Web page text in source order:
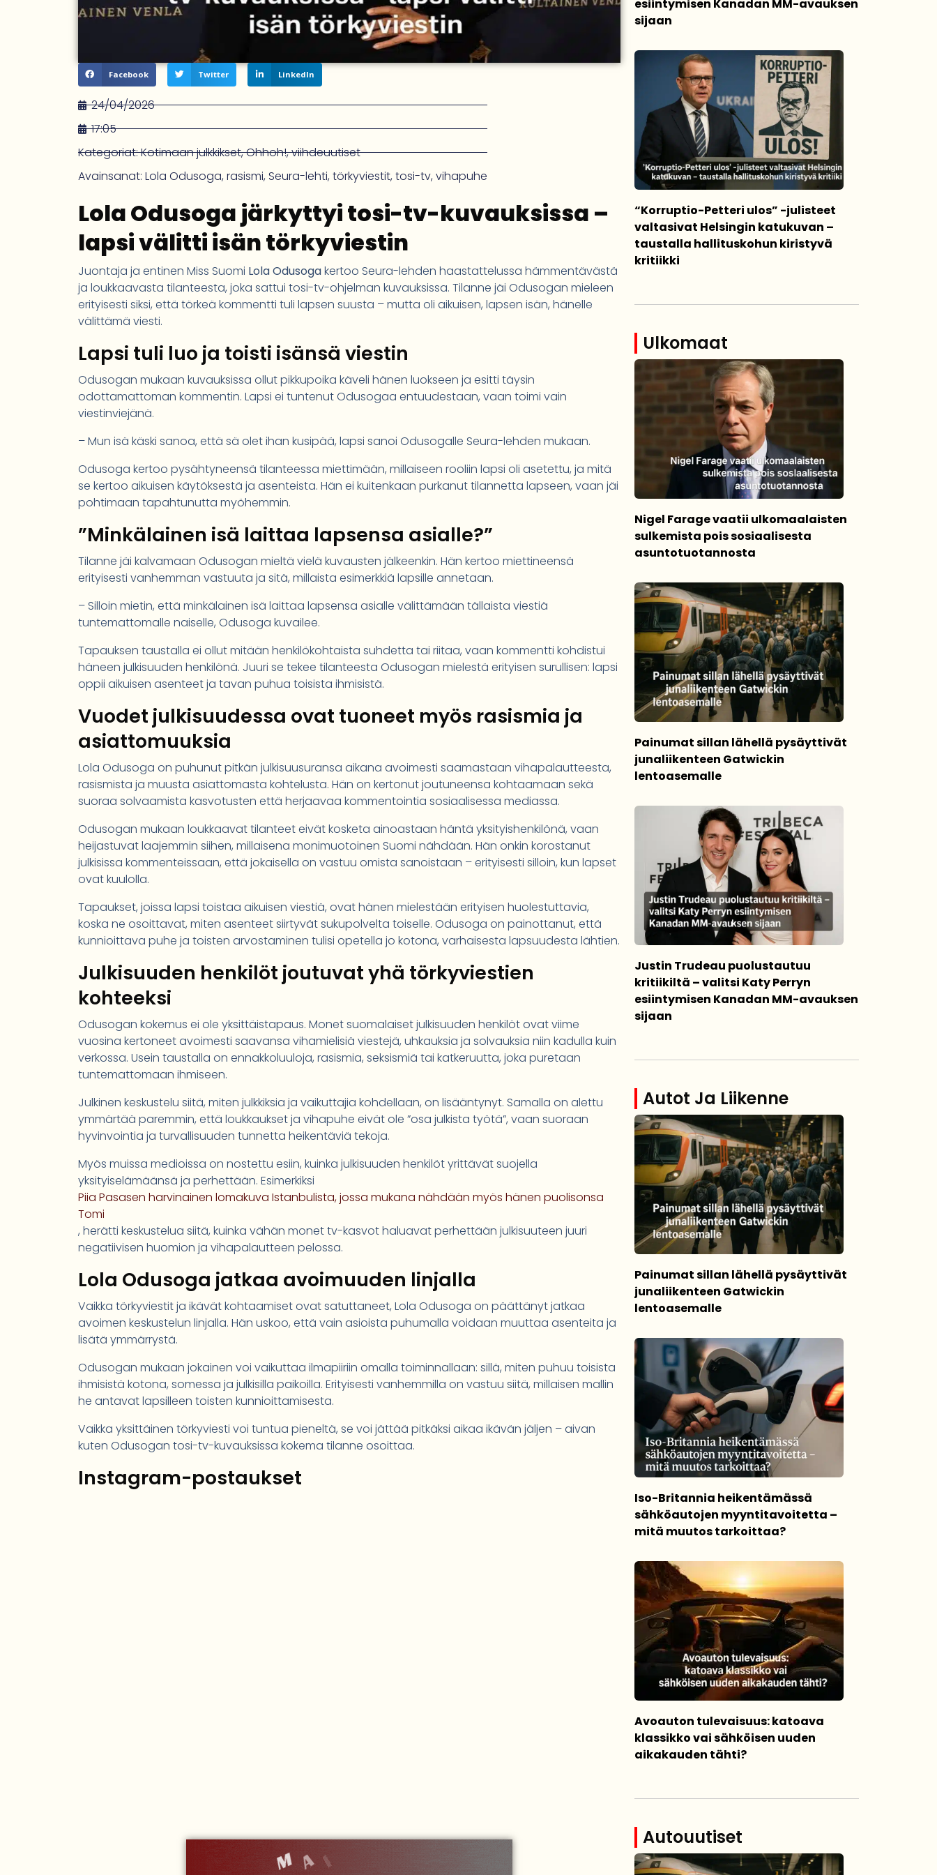
Facebook Twitter LinkedIn
24/04/2026
17:05
Kategoriat:Kotimaan julkkikset,Ohhoh!,viihdeuutiset
Avainsanat: Lola Odusoga,rasismi,Seura-lehti,törkyviestit,tosi-tv,vihapuhe
Lola Odusoga järkyttyi tosi-tv-kuvauksissa –
lapsi välitti isän törkyviestin
Juontaja ja entinen Miss Suomi Lola Odusogakertoo Seura-lehden haastattelussa hämmentävästä
ja loukkaavasta tilanteesta, joka sattui tosi-tv-ohjelman kuvauksissa. Tilanne jäi Odusogan mieleen
erityisesti siksi, että törkeä kommentti tuli lapsen suusta – mutta oli aikuisen, lapsen isän, hänelle
välittämä viesti.
Lapsi tuli luo ja toisti isänsä viestin
Odusogan mukaan kuvauksissa ollut pikkupoika käveli hänen luokseen ja esitti täysin
odottamattoman kommentin. Lapsi ei tuntenut Odusogaa entuudestaan, vaan toimi vain
viestinviejänä.
– Mun isä käski sanoa, että sä olet ihan kusipää, lapsi sanoi Odusogalle Seura-lehden mukaan.
Odusoga kertoo pysähtyneensä tilanteessa miettimään, millaiseen rooliin lapsi oli asetettu, ja mitä
se kertoo aikuisen käytöksestä ja asenteista. Hän ei kuitenkaan purkanut tilannetta lapseen, vaan jäi
pohtimaan tapahtunutta myöhemmin.
”Minkälainen isä laittaa lapsensa asialle?”
Tilanne jäi kalvamaan Odusogan mieltä vielä kuvausten jälkeenkin. Hän kertoo miettineensä
erityisesti vanhemman vastuuta ja sitä, millaista esimerkkiä lapsille annetaan.
– Silloin mietin, että minkälainen isä laittaa lapsensa asialle välittämään tällaista viestiä
tuntemattomalle naiselle, Odusoga kuvailee.
Tapauksen taustalla ei ollut mitään henkilökohtaista suhdetta tai riitaa, vaan kommentti kohdistui
häneen julkisuuden henkilönä. Juuri se tekee tilanteesta Odusogan mielestä erityisen surullisen: lapsi
oppii aikuisen asenteet ja tavan puhua toisista ihmisistä.
Vuodet julkisuudessa ovat tuoneet myös rasismia ja
asiattomuuksia
Lola Odusoga on puhunut pitkän julkisuusuransa aikana avoimesti saamastaan vihapalautteesta,
rasismista ja muusta asiattomasta kohtelusta. Hän on kertonut joutuneensa kohtaamaan sekä
suoraa solvaamista kasvotusten että herjaavaa kommentointia sosiaalisessa mediassa.
Odusogan mukaan loukkaavat tilanteet eivät kosketa ainoastaan häntä yksityishenkilönä, vaan
heijastuvat laajemmin siihen, millaisena monimuotoinen Suomi nähdään. Hän onkin korostanut
julkisissa kommenteissaan, että jokaisella on vastuu omista sanoistaan – erityisesti silloin, kun lapset
ovat kuulolla.
Tapaukset, joissa lapsi toistaa aikuisen viestiä, ovat hänen mielestään erityisen huolestuttavia,
koska ne osoittavat, miten asenteet siirtyvät sukupolvelta toiselle. Odusoga on painottanut, että
kunnioittava puhe ja toisten arvostaminen tulisi opetella jo kotona, varhaisesta lapsuudesta lähtien.
Julkisuuden henkilöt joutuvat yhä törkyviestien
kohteeksi
Odusogan kokemus ei ole yksittäistapaus. Monet suomalaiset julkisuuden henkilöt ovat viime
vuosina kertoneet avoimesti saavansa vihamielisiä viestejä, uhkauksia ja solvauksia niin kadulla kuin
verkossa. Usein taustalla on ennakkoluuloja, rasismia, seksismiä tai katkeruutta, joka puretaan
tuntemattomaan ihmiseen.
Julkinen keskustelu siitä, miten julkkiksia ja vaikuttajia kohdellaan, on lisääntynyt. Samalla on alettu
ymmärtää paremmin, että loukkaukset ja vihapuhe eivät ole ”osa julkista työtä”, vaan suoraan
hyvinvointia ja turvallisuuden tunnetta heikentäviä tekoja.
Myös muissa medioissa on nostettu esiin, kuinka julkisuuden henkilöt yrittävät suojella
yksityiselämäänsä ja perhettään. Esimerkiksi
Piia Pasasen harvinainen lomakuva Istanbulista, jossa mukana nähdään myös hänen puolisonsa
Tomi
, herätti keskustelua siitä, kuinka vähän monet tv-kasvot haluavat perhettään julkisuuteen juuri
negatiivisen huomion ja vihapalautteen pelossa.
Lola Odusoga jatkaa avoimuuden linjalla
Vaikka törkyviestit ja ikävät kohtaamiset ovat satuttaneet, Lola Odusoga on päättänyt jatkaa
avoimen keskustelun linjalla. Hän uskoo, että vain asioista puhumalla voidaan muuttaa asenteita ja
lisätä ymmärrystä.
Odusogan mukaan jokainen voi vaikuttaa ilmapiiriin omalla toiminnallaan: sillä, miten puhuu toisista
ihmisistä kotona, somessa ja julkisilla paikoilla. Erityisesti vanhemmilla on vastuu siitä, millaisen mallin
he antavat lapsilleen toisten kunnioittamisesta.
Vaikka yksittäinen törkyviesti voi tuntua pieneltä, se voi jättää pitkäksi aikaa ikävän jäljen – aivan
kuten Odusogan tosi-tv-kuvauksissa kokema tilanne osoittaa.
Instagram-postaukset
esiintymisen Kanadan MM-avauksen
sijaan
“Korruptio-Petteri ulos” -julisteet
valtasivat Helsingin katukuvan –
taustalla hallituskohun kiristyvä
kritiikki
Ulkomaat
Nigel Farage vaatii ulkomaalaisten
sulkemista pois sosiaalisesta
asuntotuotannosta
Painumat sillan lähellä pysäyttivät
junaliikenteen Gatwickin
lentoasemalle
Justin Trudeau puolustautuu
kritiikiltä – valitsi Katy Perryn
esiintymisen Kanadan MM-avauksen
sijaan
Autot Ja Liikenne
Painumat sillan lähellä pysäyttivät
junaliikenteen Gatwickin
lentoasemalle
Iso-Britannia heikentämässä
sähköautojen myyntitavoitetta –
mitä muutos tarkoittaa?
Avoauton tulevaisuus: katoava
klassikko vai sähköisen uuden
aikakauden tähti?
Autouutiset